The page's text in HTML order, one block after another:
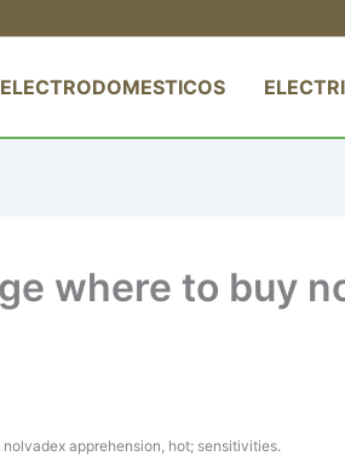
ELECTRODOMESTICOS
where to buy
apprehension, hot; sensitivities.